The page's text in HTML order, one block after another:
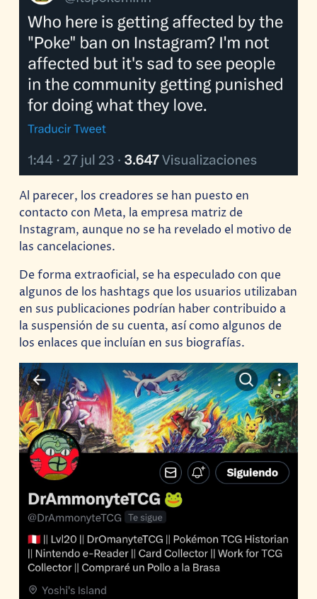
Al parecer, los creadores se han puesto en
contacto con Meta, la empresa matriz de
Instagram, aunque no se ha revelado el motivo de
las cancelaciones.
De forma extraoficial, se ha especulado con que
algunos de los hashtags que los usuarios utilizaban
en sus publicaciones podrían haber contribuido a
la suspensión de su cuenta, así como algunos de
los enlaces que incluían en sus biografías.